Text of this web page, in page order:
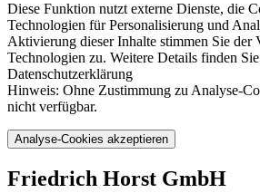
Diese Funktion nutzt externe Dienste, die
Technologien für Personalisierung und
Aktivierung dieser Inhalte stimmen Sie der
Technologien zu. Weitere Details finden
Datenschutzerklärung
Hinweis: Ohne Zustimmung zu Analyse-
nicht verfügbar.
Analyse-Cookies akzeptieren
Friedrich Horst GmbH